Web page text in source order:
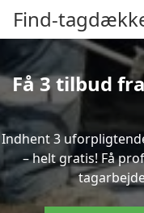
Find-
Få 3 tilbud
Indhent 3
– helt gratis! Få